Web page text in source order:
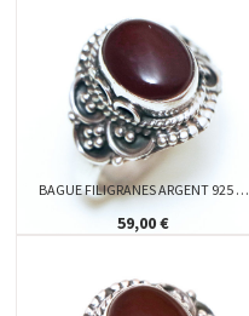
BAGUE FILIGRANES ARGENT 925 …
59,00 €